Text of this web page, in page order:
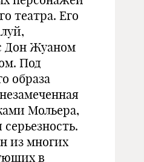
театра. Его
Дон Жуаном
Под
образа
Мольера,
из многих
в